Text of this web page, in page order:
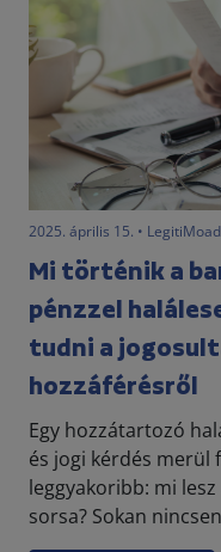
2025. április 15. •
Mi történik a
pénzzel
tudni a
hozzáférésről
Egy hozzátartozó
és jogi kérdés merül
leggyakoribb: mi
sorsa? Sokan